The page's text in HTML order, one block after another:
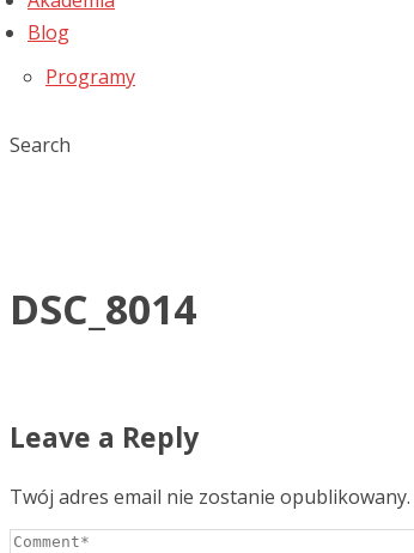
Blog
Programy
Search
DSC_8014
Leave a Reply
Twój adres email nie zostanie opublikowany.